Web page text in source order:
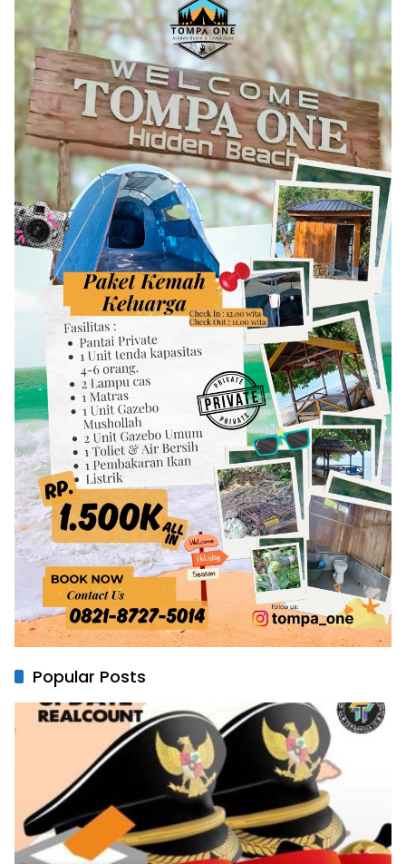
Popular Posts